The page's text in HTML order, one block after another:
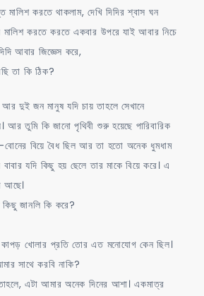
মালিশ করতে থাকলাম, দেখি দিদির শ্বাস ঘন
মালিশ করতে করতে একবার উপরে যাই আবার নিচে
আবার জিজ্ঞেস করে,
তা কি ঠিক?
দুই জন মানুষ যদি চায় তাহলে সেখানে
আর তুমি কি জানো পৃথিবী শুরু হয়েছে পারিবারিক
বোনের বিয়ে বৈধ ছিল আর তা হতো অনেক ধুমধাম
যদি কিছু হয় ছেলে তার মাকে বিয়ে করে। এ
আছে।
জানলি কি করে?
খোলার প্রতি তোর এত মনোযোগ কেন ছিল।
সাথে করবি নাকি?
এটা আমার অনেক দিনের আশা। একমাত্র